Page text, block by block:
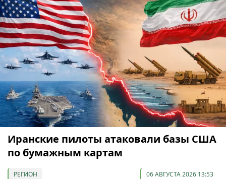
Иранские пилоты атаковали базы США
по бумажным картам
РЕГИОН 06 АВГУСТА 2026 13:53